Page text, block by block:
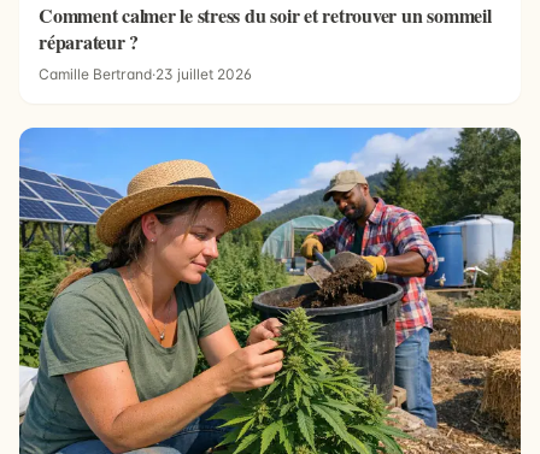
Comment calmer le stress du soir et retrouver un sommeil
réparateur ?
Camille Bertrand·23 juillet 2026